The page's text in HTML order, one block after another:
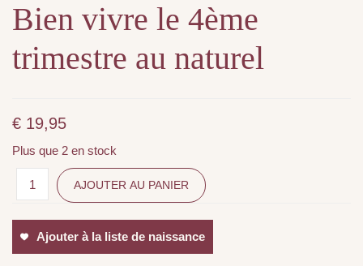
Bien vivre le 4ème
trimestre au naturel
€ 19,95
Plus que 2 en stock
AJOUTER AU PANIER
Ajouter à la liste de naissance